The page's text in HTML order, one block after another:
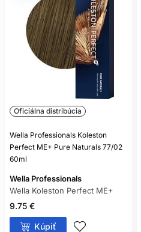
Oficiálna distribúcia
Wella Professionals Koleston
Perfect ME+ Pure Naturals 77/02
60ml
Wella Professionals
Wella Koleston Perfect ME+
9.75 €
Kúpiť